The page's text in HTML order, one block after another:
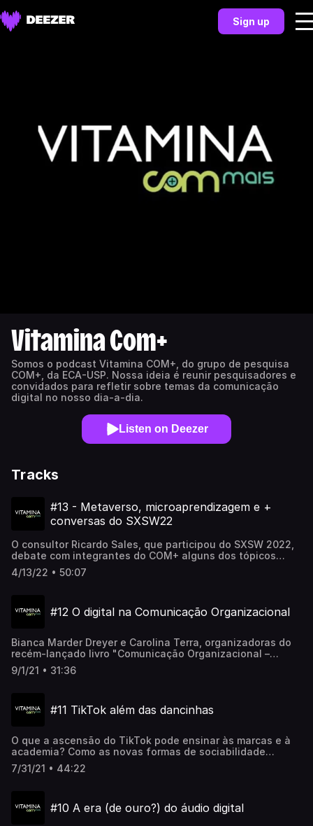
Sign up
Vitamina Com+
Somos o podcast Vitamina COM+, do grupo de pesquisa
COM+, da ECA-USP. Nossa ideia é reunir pesquisadores e
convidados para refletir sobre temas da comunicação
digital no nosso dia-a-dia.
Listen on Deezer
Tracks
#13 - Metaverso, microaprendizagem e +
conversas do SXSW22
O consultor Ricardo Sales, que participou do SXSW 2022,
debate com integrantes do COM+ alguns dos tópicos
abordados no evento. O Metaverso é tudo que se diz por
aí? Micro-aprendizagem tem que efeito na assimilação de
4/13/22 • 50:07
#12 O digital na Comunicação Organizacional
Bianca Marder Dreyer e Carolina Terra, organizadoras do
recém-lançado livro "Comunicação Organizacional –
Práticas, Desafios e Perspectivas digitais", batem um
papo com Alvaro Leme sobre as características e desafios
pesquisa o assunto academicamente?
9/1/21 • 31:36
#11 TikTok além das dancinhas
O que a ascensão do TikTok pode ensinar às marcas e à
academia? Como as novas formas de sociabilidade
visíveis na rede permitem estudos acadêmicos? Onde o
TikTok se aproxima e onde ele se afasta de outras redes
Francisco Raposo trocam uma ideia no episódio do
7/31/21 • 44:22
#10 A era (de ouro?) do áudio digital